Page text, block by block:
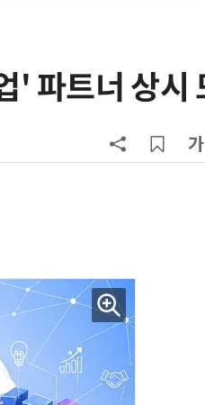
' 파트너 상시
6
정점식 “김용범 이미 한국
[하반기 업무보고]산업부,
9
성균관대 김기강 센터장·
수, 차세대 반도체 분야 전
적 출판사서 발간
10
국힘, 李 대통령 '형소법 안
다' 발언 공세…“역대급 망